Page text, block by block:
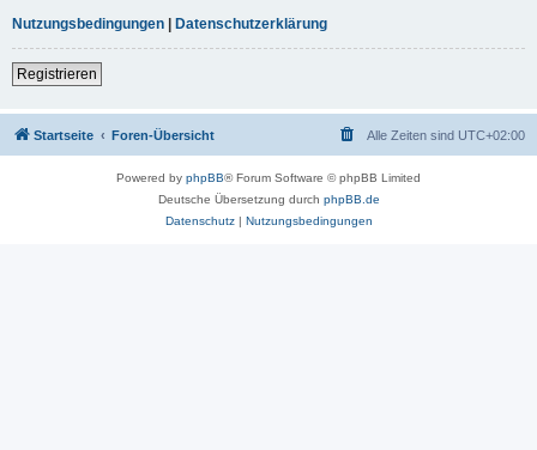
Nutzungsbedingungen | Datenschutzerklärung
Registrieren
Startseite Foren-Übersicht Alle Zeiten sind UTC+02:00
Powered by phpBB® Forum Software © phpBB Limited
Deutsche Übersetzung durch phpBB.de
Datenschutz| Nutzungsbedingungen